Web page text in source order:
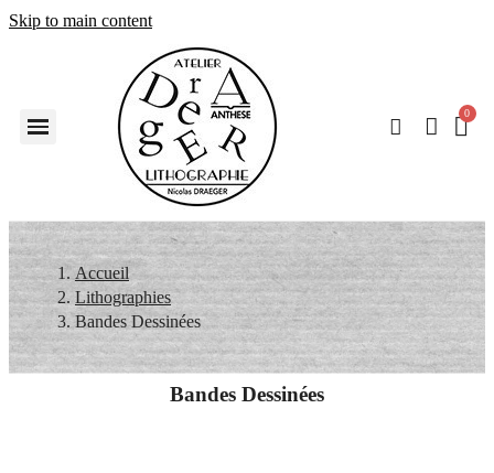
Skip to main content
Accueil
Lithographies
Bandes Dessinées
Bandes Dessinées